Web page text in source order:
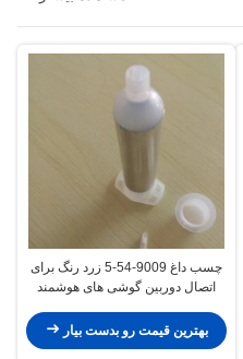
چسب داغ 9009-54-5 زرد رنگ برای
اتصال دوربین گوشی های هوشمند
بهترین قیمت رو بدست بیار